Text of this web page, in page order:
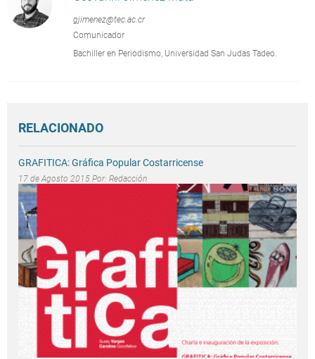
gjimenez@tec.ac.cr
Comunicador
Bachiller en Periodismo, Universidad San Judas Tadeo.
RELACIONADO
GRAFITICA: Gráfica Popular Costarricense
17 de Agosto 2015 Por: Redacción